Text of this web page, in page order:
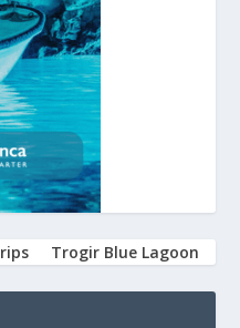
Trogir Blue Lagoon